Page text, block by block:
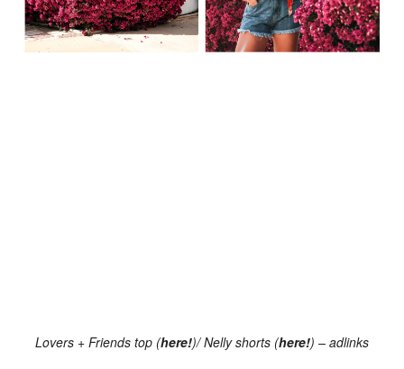
Lovers + Friends top (here!)/ Nelly shorts (here!) – adlinks